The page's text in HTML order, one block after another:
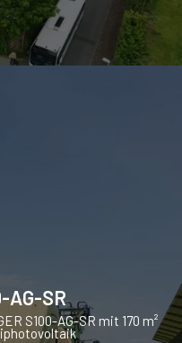
AG-SR
S100-AG-SR mit 170 m²